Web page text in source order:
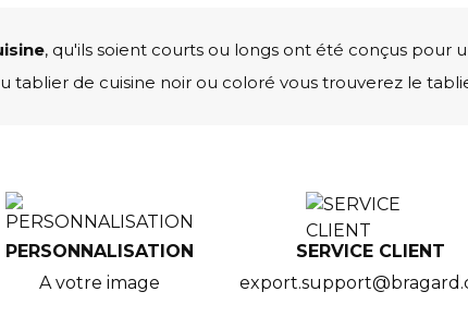
, qu'ils soient courts ou longs ont été conçus pour
tablier de cuisine noir ou coloré vous trouverez le
PERSONNALISATION
A votre image
SERVICE CLIENT